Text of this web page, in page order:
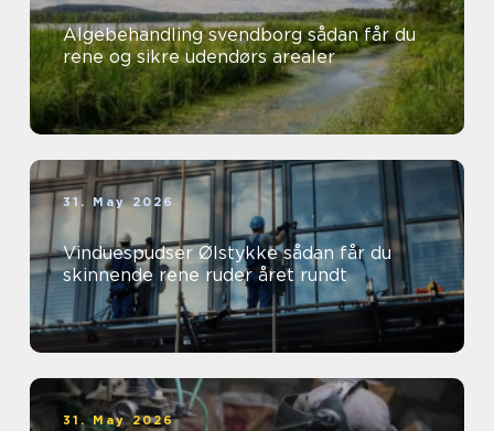
Algebehandling svendborg sådan får du
rene og sikre udendørs arealer
31. May 2026
Vinduespudser Ølstykke sådan får du
skinnende rene ruder året rundt
31. May 2026